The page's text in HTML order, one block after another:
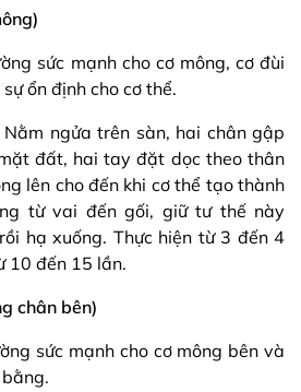
sức mạnh cho cơ mông, cơ đùi
ổn định cho cơ thể.
Nằm ngửa trên sàn, hai chân gập
đất, hai tay đặt dọc theo thân
lên cho đến khi cơ thể tạo thành
từ vai đến gối, giữ tư thế này
hạ xuống. Thực hiện từ 3 đến 4
10 đến 15 lần.
chân bên)
sức mạnh cho cơ mông bên và